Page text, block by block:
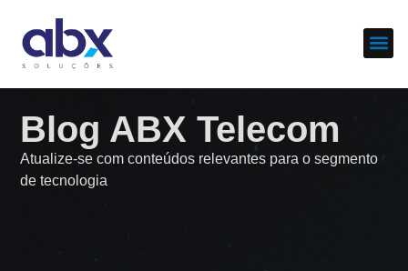
Blog ABX Telecom
Atualize-se com conteúdos relevantes para o segmento
de tecnologia